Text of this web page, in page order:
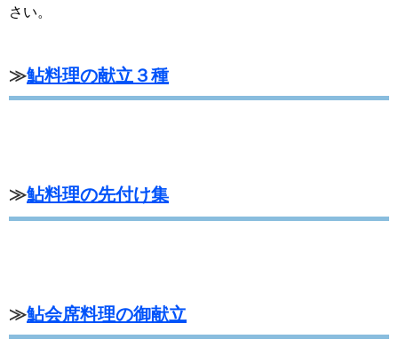
さい。
≫鮎料理の献立３種
≫鮎料理の先付け集
≫鮎会席料理の御献立